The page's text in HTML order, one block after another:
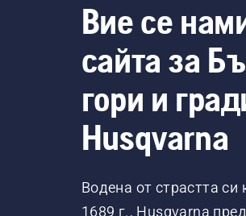
Вие се
сайта за
гори и
Husqvarna
Водена от страстта
1689 г., Husqvarna